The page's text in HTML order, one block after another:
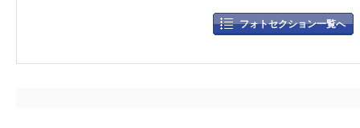
フォトセクション一覧へ